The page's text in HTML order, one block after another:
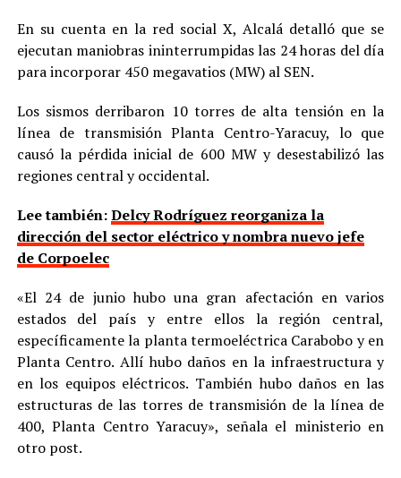
En su cuenta en la red social X, Alcalá detalló que se
ejecutan maniobras ininterrumpidas las 24 horas del día
para incorporar 450 megavatios (MW) al SEN.
Los sismos derribaron 10 torres de alta tensión en la
línea de transmisión Planta Centro-Yaracuy, lo que
causó la pérdida inicial de 600 MW y desestabilizó las
regiones central y occidental.
Lee también:Delcy Rodríguez reorganiza la
dirección del sector eléctrico y nombra nuevo jefe
de Corpoelec
«El 24 de junio hubo una gran afectación en varios
estados del país y entre ellos la región central,
específicamente la planta termoeléctrica Carabobo y en
Planta Centro. Allí hubo daños en la infraestructura y
en los equipos eléctricos. También hubo daños en las
estructuras de las torres de transmisión de la línea de
400, Planta Centro Yaracuy», señala el ministerio en
otro post.